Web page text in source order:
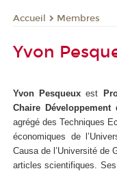
Accueil Membres
Yvon
Yvon Pesqueux est
Chaire Développement
agrégé des Techniques
économiques de
Causa de l’Université de
articles scientifiques.